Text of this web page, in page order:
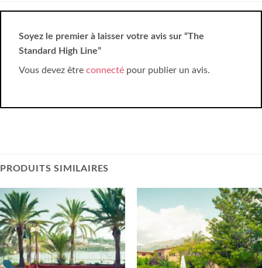
Soyez le premier à laisser votre avis sur “The
Standard High Line”
Vous devez être connecté pour publier un avis.
PRODUITS SIMILAIRES